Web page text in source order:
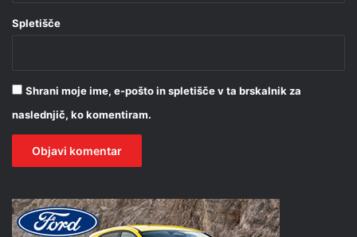
Spletišče
Shrani moje ime, e-pošto in spletišče v ta brskalnik za
naslednjič, ko komentiram.